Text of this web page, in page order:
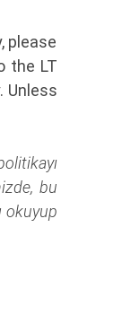
please
the LT
Unless
bu
okuyup